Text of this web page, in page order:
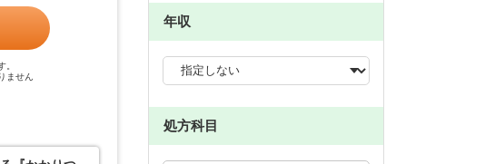
。
ません
年収
処方科目